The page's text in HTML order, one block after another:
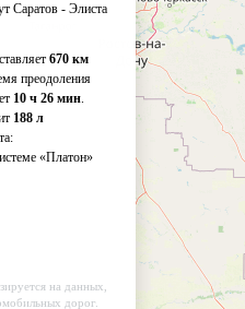
Саратов - Элиста
670 км
преодоления
10 ч 26 мин.
188 л
«Платон»
на данных,
дорог.